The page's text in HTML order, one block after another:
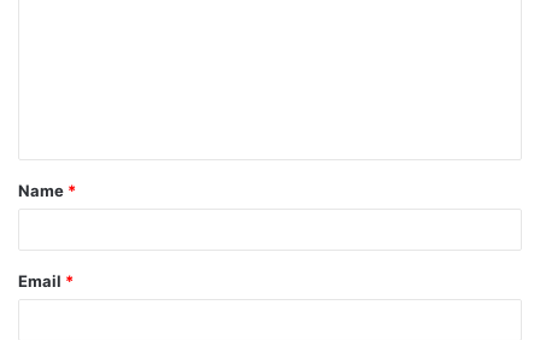
Name *
Email *